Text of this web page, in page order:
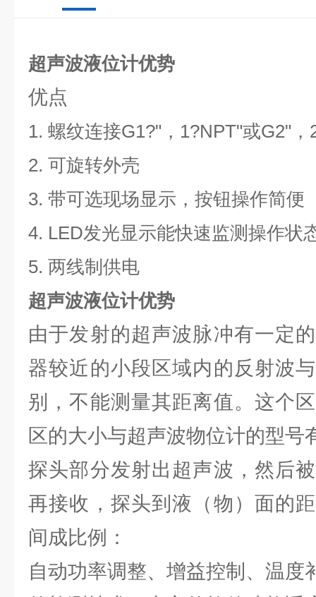
超声波液位计优势
优点
1. 螺纹连接G1?"，1?NPT"或G2"
2. 可旋转外壳
3. 带可选现场显示，按钮操作简便
4. LED发光显示能快速监测操作
5. 两线制供电
超声波液位计优势
由于发射的超声波脉冲有一定
器较近的小段区域内的反射波
别，不能测量其距离值。这个
区的大小与超声波物位计的型号
探头部分发射出超声波，然后
再接收，探头到液（物）面的
间成比例：
自动功率调整、增益控制、温度